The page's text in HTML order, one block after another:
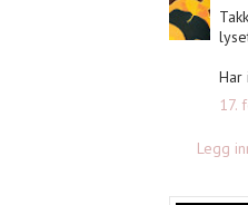
Har
17.
Legg